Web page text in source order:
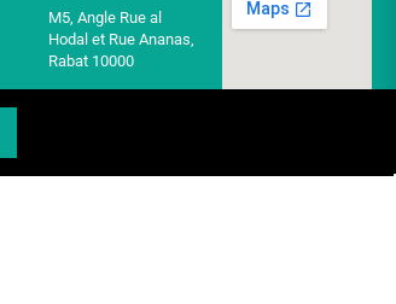
M5, Angle Rue al
Hodal et Rue Ananas,
Rabat 10000